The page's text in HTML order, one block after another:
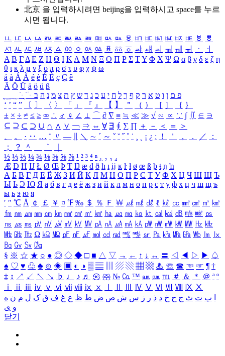
北京 을 입력하시려면 beijing을 입력하시고 space를 누르
시면 됩니다.
ㅥ ㅦ ㅧ ㅨ ㅩ ㅪ ㅫ ㅬ ㅭ ㅮ ㅯ ㅰ ㅱ ㅲ ㅳ ㅴ ㅵ ㅶ ㅷ ㅸ
ㅹ
ㅺ ㅻ ㅼ ㅽ ㅾ ㅿ ㆀ ㆁ ㆂ ㆃ ㆄ ㆅ ㆆ ㆇ ㆈ ㆉ ㆊ ㆋ ㆌ ㆍ
ㆎ
Α Β ΓΔ Ε Ζ Η Θ Ι ΚΛ Μ Ν Ξ Ο Π Ρ Σ ΤΥ Φ Χ Ψ Ω α β γ δ ε ζ η
θ ι κ λ μ ν ξ ο π ρ σ τ υ φ χ ψ ω
á à Á À é è É È ç Ç ê
Ä Ö Ü ä ö ü ß
ִֶֹ ֻּ ׁׂ פ ם ן ו ט א ר ק ף ך ל ח י ע כ ג ד ש ץ ת צ מ נ ה ב
‘ ’ “ ” 〔 〕 〈 〉 「 」 『 』 【 】 ＂ （ ） ［ ］ ｛ ｝
± × ÷ ≠ ≤ ≥ ∞ ∴ ♂ ♀ ∠ ⊥ ⌒ ∂ ∇ ≡ ≒ ≪ ≫ √ ∽ ∝ ∵ ∫ ∬ ∈ ∋
⊆ ⊇ ⊂ ⊃ ∪ ∩ ∧ ∨ ￢ ⇒ ⇔ ∀ ∃ ∮ ∑ ∏ ＋ － ＜ ＝
＞
、
。 · ‥ … ¨ 〃 ― ＼ ∼ ´ ～ ˇ ˘ ˝ ˚ ˙ ¸ ¡ ¿ ː ！ ＇ ， ． ／
：
；
？ ＾ ｀
½ ⅓ ⅔ ¼ ¾ ⅛ ⅜ ⅝ ⅞ ¹ ² ³ ⁴ ⁿ ₁ ₂ ₃ ₄
Æ Ð Ħ Ĳ Ł Ø Œ Þ Ŧ Ŋ æ đ ð ħ ı ĳ ĸ ŀ ł ø œ ß þ ŧ ŋ ŉ
А Б В Г Д Е Ё Ж З И Й К Л М Н О П Р С Т У Ф Х Ц Ч Ш Щ Ъ
Ы Ь Э Ю Я а б в г д е ё ж з и й к л м н о п р с т у ф х ц ч ш щ ъ
ы ь э ю я
′ ″ ℃ Å ￠ ￡ ￥ ¤ ℉ ‰ ＄ ％ Ｆ ￦ ㎕ ㎖ ㎗ ℓ ㎘ ㏄ ㎣ ㎤ ㎥ ㎦
㎙ ㎚ ㎛ ㎜ ㎝ ㎞ ㎟ ㎠ ㎡ ㎢ ㏊ ㎍ ㎎ ㎏ ㏏ ㎈ ㎉ ㏈ ㎧ ㎨ ㎰
㎱ ㎲ ㎳ ㎴ ㎵ ㎶ ㎷ ㎸ ㎹ ㎀ ㎁ ㎂ ㎃ ㎄ ㎺ ㎻ ㎽ ㎾ ㎿ ㎐ ㎑
㎒ ㎓ ㎔ Ω ㏀ ㏁ ㎊ ㎋ ㎌ ㏖ ㏅ ㎭ ㎮ ㎯ ㏛ ㎩ ㎪ ㎫ ㎬ ㏝ ㏐
㏓
㏃ ㏉ ㏜ ㏆
§ ※ ☆ ★ ○ ● ◎ ◇ ◆ □ ■ △ ▽ → ← ↑ ↓ ↔ 〓 ◁ ◀ ▷ ▶ ♤
♠ ♡ ♥ ♧ ♣ ⊙ ◈ ▣ ◐ ◑ ▒ ▤ ▨ ▧ ▦ ▩ ♨ ☏ ☎ ☜ ☞ ¶ †
‡ ↕ ↗ ↙ ↖ ↘ ♭ ♩ ♪ ♬ ㉿ ㈜ № ㏇ ™ ㏂ ㏘ ℡ ＃ ＆ ＊ ＠ ª º
ⅰ
ⅱ ⅲ ⅳ ⅴ ⅵ ⅶ ⅷ ⅸ ⅹ Ⅳ Ⅴ Ⅵ Ⅶ Ⅷ Ⅸ Ⅹ
ب ت ث ج ح خ د ذ ر ز س ش ص ض ط ظ ع غ ف ق ک ل م ن ه
و ی
닫기